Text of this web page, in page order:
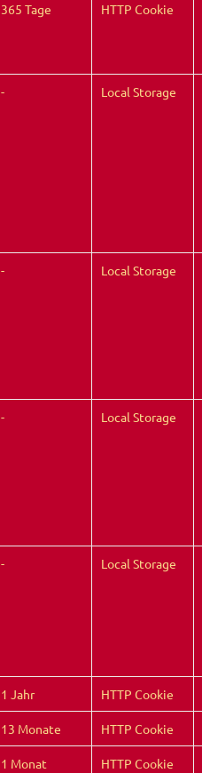
365 Tage HTTP Cookie
- Local Storage
- Local Storage
- Local Storage
- Local Storage
1 Jahr HTTP Cookie
13 Monate HTTP Cookie
1 Monat HTTP Cookie